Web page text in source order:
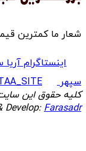
شعار ما کمترین
اینستاگرام آریا
سپهر
کلیه حقوق این
Develop:Farasadr